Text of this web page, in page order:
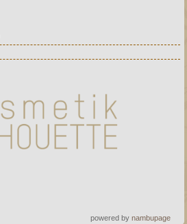
powered by nambupage